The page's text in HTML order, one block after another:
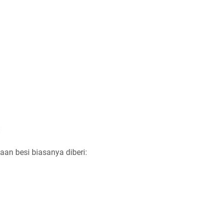
besi biasanya diberi: